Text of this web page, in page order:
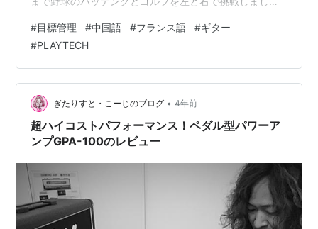
前から、実は左の方が上手に弾けるのではという気持ち
があったのですが、最近YouTubeでジミヘンの演奏を観
たら試したいという思いが強くなりました。 そこで、サ
ウンドハウスのPBであるPLAYTECHのレフティのストラ
トキャスター（白）を税込11,800円で購入しました。
https://www.s…
#目標管理 #中国語 #フランス語 #ギター
#PLAYTECH
ぎたりすと・こーじのブログ • 4年前
超ハイコストパフォーマンス！ペダル型パワーア
ンプGPA-100のレビュー